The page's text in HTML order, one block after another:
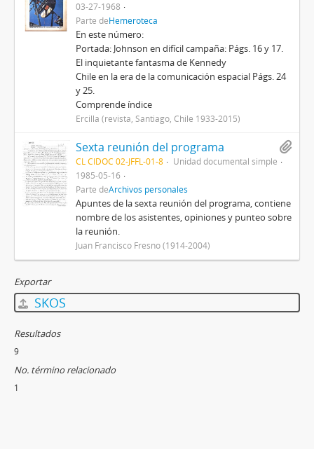
03-27-1968
Parte deHemeroteca
En este número:
Portada: Johnson en difícil campaña: Págs. 16 y 17.
El inquietante fantasma de Kennedy
Chile en la era de la comunicación espacial Págs. 24
y 25.
Comprende índice
Ercilla (revista, Santiago, Chile 1933-2015)
Sexta reunión del programa
CL CIDOC 02-JFFL-01-8
Unidad documental simple
1985-05-16
Parte deArchivos personales
Apuntes de la sexta reunión del programa, contiene
nombre de los asistentes, opiniones y punteo sobre
la reunión.
Juan Francisco Fresno (1914-2004)
Exportar
SKOS
Resultados
9
No. término relacionado
1